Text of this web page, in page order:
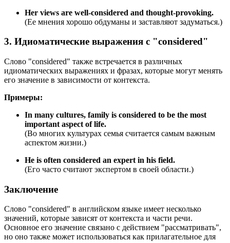
Her views are well-considered and thought-provoking.
(Ее мнения хорошо обдуманы и заставляют задуматься.)
3. Идиоматические выражения с "considered"
Слово "considered" также встречается в различных
идиоматических выражениях и фразах, которые могут менять
его значение в зависимости от контекста.
Примеры:
In many cultures, family is considered to be the most
important aspect of life.
(Во многих культурах семья считается самым важным
аспектом жизни.)
He is often considered an expert in his field.
(Его часто считают экспертом в своей области.)
Заключение
Слово "considered" в английском языке имеет несколько
значений, которые зависят от контекста и части речи.
Основное его значение связано с действием "рассматривать",
но оно также может использоваться как прилагательное для